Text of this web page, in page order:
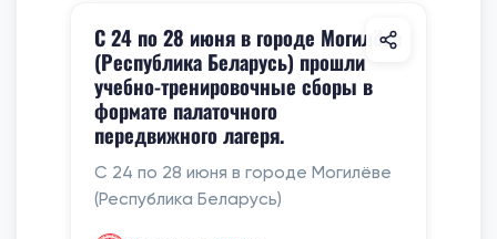
С 24 по 28 июня в городе Могилёве
(Республика Беларусь) прошли
учебно-тренировочные сборы в
формате палаточного
передвижного лагеря.
С 24 по 28 июня в городе Могилёве
(Республика Беларусь)